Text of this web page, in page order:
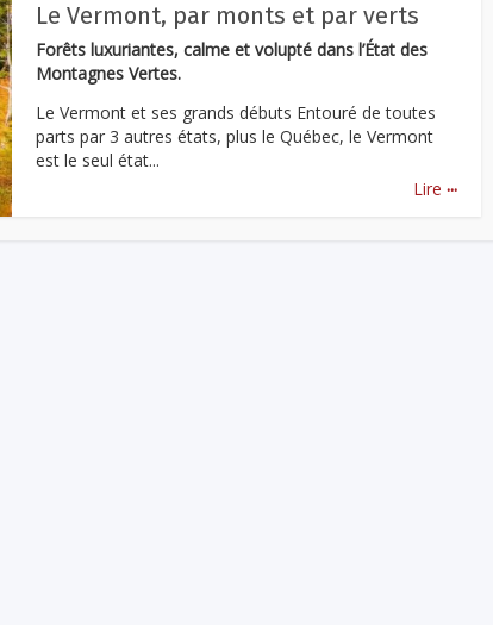
Le Vermont, par monts et par verts
Forêts luxuriantes, calme et volupté dans l’État des
Montagnes Vertes.
Le Vermont et ses grands débuts Entouré de toutes
parts par 3 autres états, plus le Québec, le Vermont
est le seul état...
Lire ...